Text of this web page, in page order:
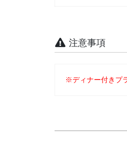
注意事項
※ディナー付きプ